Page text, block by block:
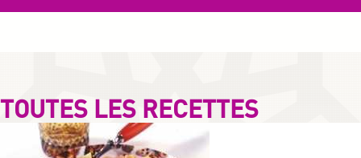
TOUTES LES RECETTES